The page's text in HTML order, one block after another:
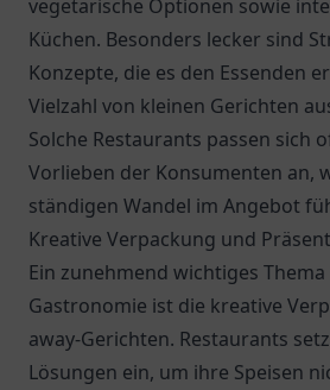
vegetarische Optionen sowie
Küchen. Besonders lecker sind
Konzepte, die es den Essenden
Vielzahl von kleinen Gerichten
Solche Restaurants passen sich
Vorlieben der Konsumenten an,
ständigen Wandel im Angebot
Kreative Verpackung und
Ein zunehmend wichtiges
Gastronomie ist die kreative
away-Gerichten. Restaurants
Lösungen ein, um ihre Speisen